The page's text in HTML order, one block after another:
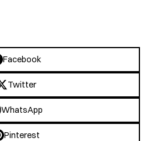
Facebook
Twitter
WhatsApp
Pinterest